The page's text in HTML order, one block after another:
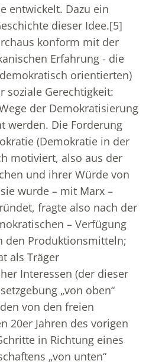
entwickelt. Dazu ein
dieser Idee.[5]
konform mit der
Erfahrung - die
orientierten)
soziale Gerechtigkeit:
der Demokratisierung
werden. Die Forderung
(Demokratie in der
motiviert, also aus der
und ihrer Würde von
wurde – mit Marx –
fragte also nach der
– Verfügung
den Produktionsmitteln;
als Träger
Interessen (der dieser
„von oben“
von den freien
20er Jahren des vorigen
in Richtung eines
„von unten“